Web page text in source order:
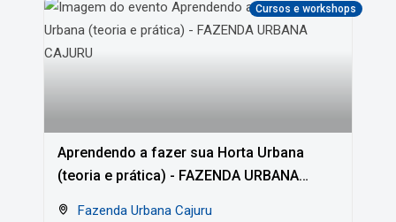
Cursos e workshops
Aprendendo a fazer sua Horta Urbana
(teoria e prática) - FAZENDA URBANA
Fazenda Urbana Cajuru